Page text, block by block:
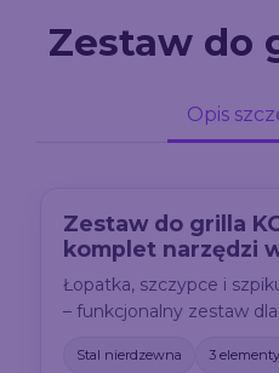
Zestaw do
Opis
Zestaw do grilla
komplet narzędzi
Łopatka, szczypce i
– funkcjonalny zestaw
Stal nierdzewna 3 elementy